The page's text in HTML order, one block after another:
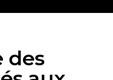
des